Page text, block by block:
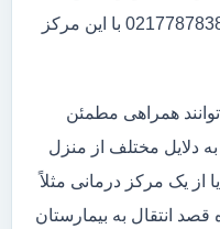
هستند و قصد دارند با تلفن ثابت 02177878383 با این مرکز
همراهی مطمئن
به دلایل مختلف از منزل
از یک مرکز درمانی مثلاً
انتقال به بیمارستان